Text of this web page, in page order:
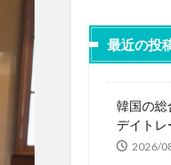
最近の投
韓国の
デイトレ
2026/